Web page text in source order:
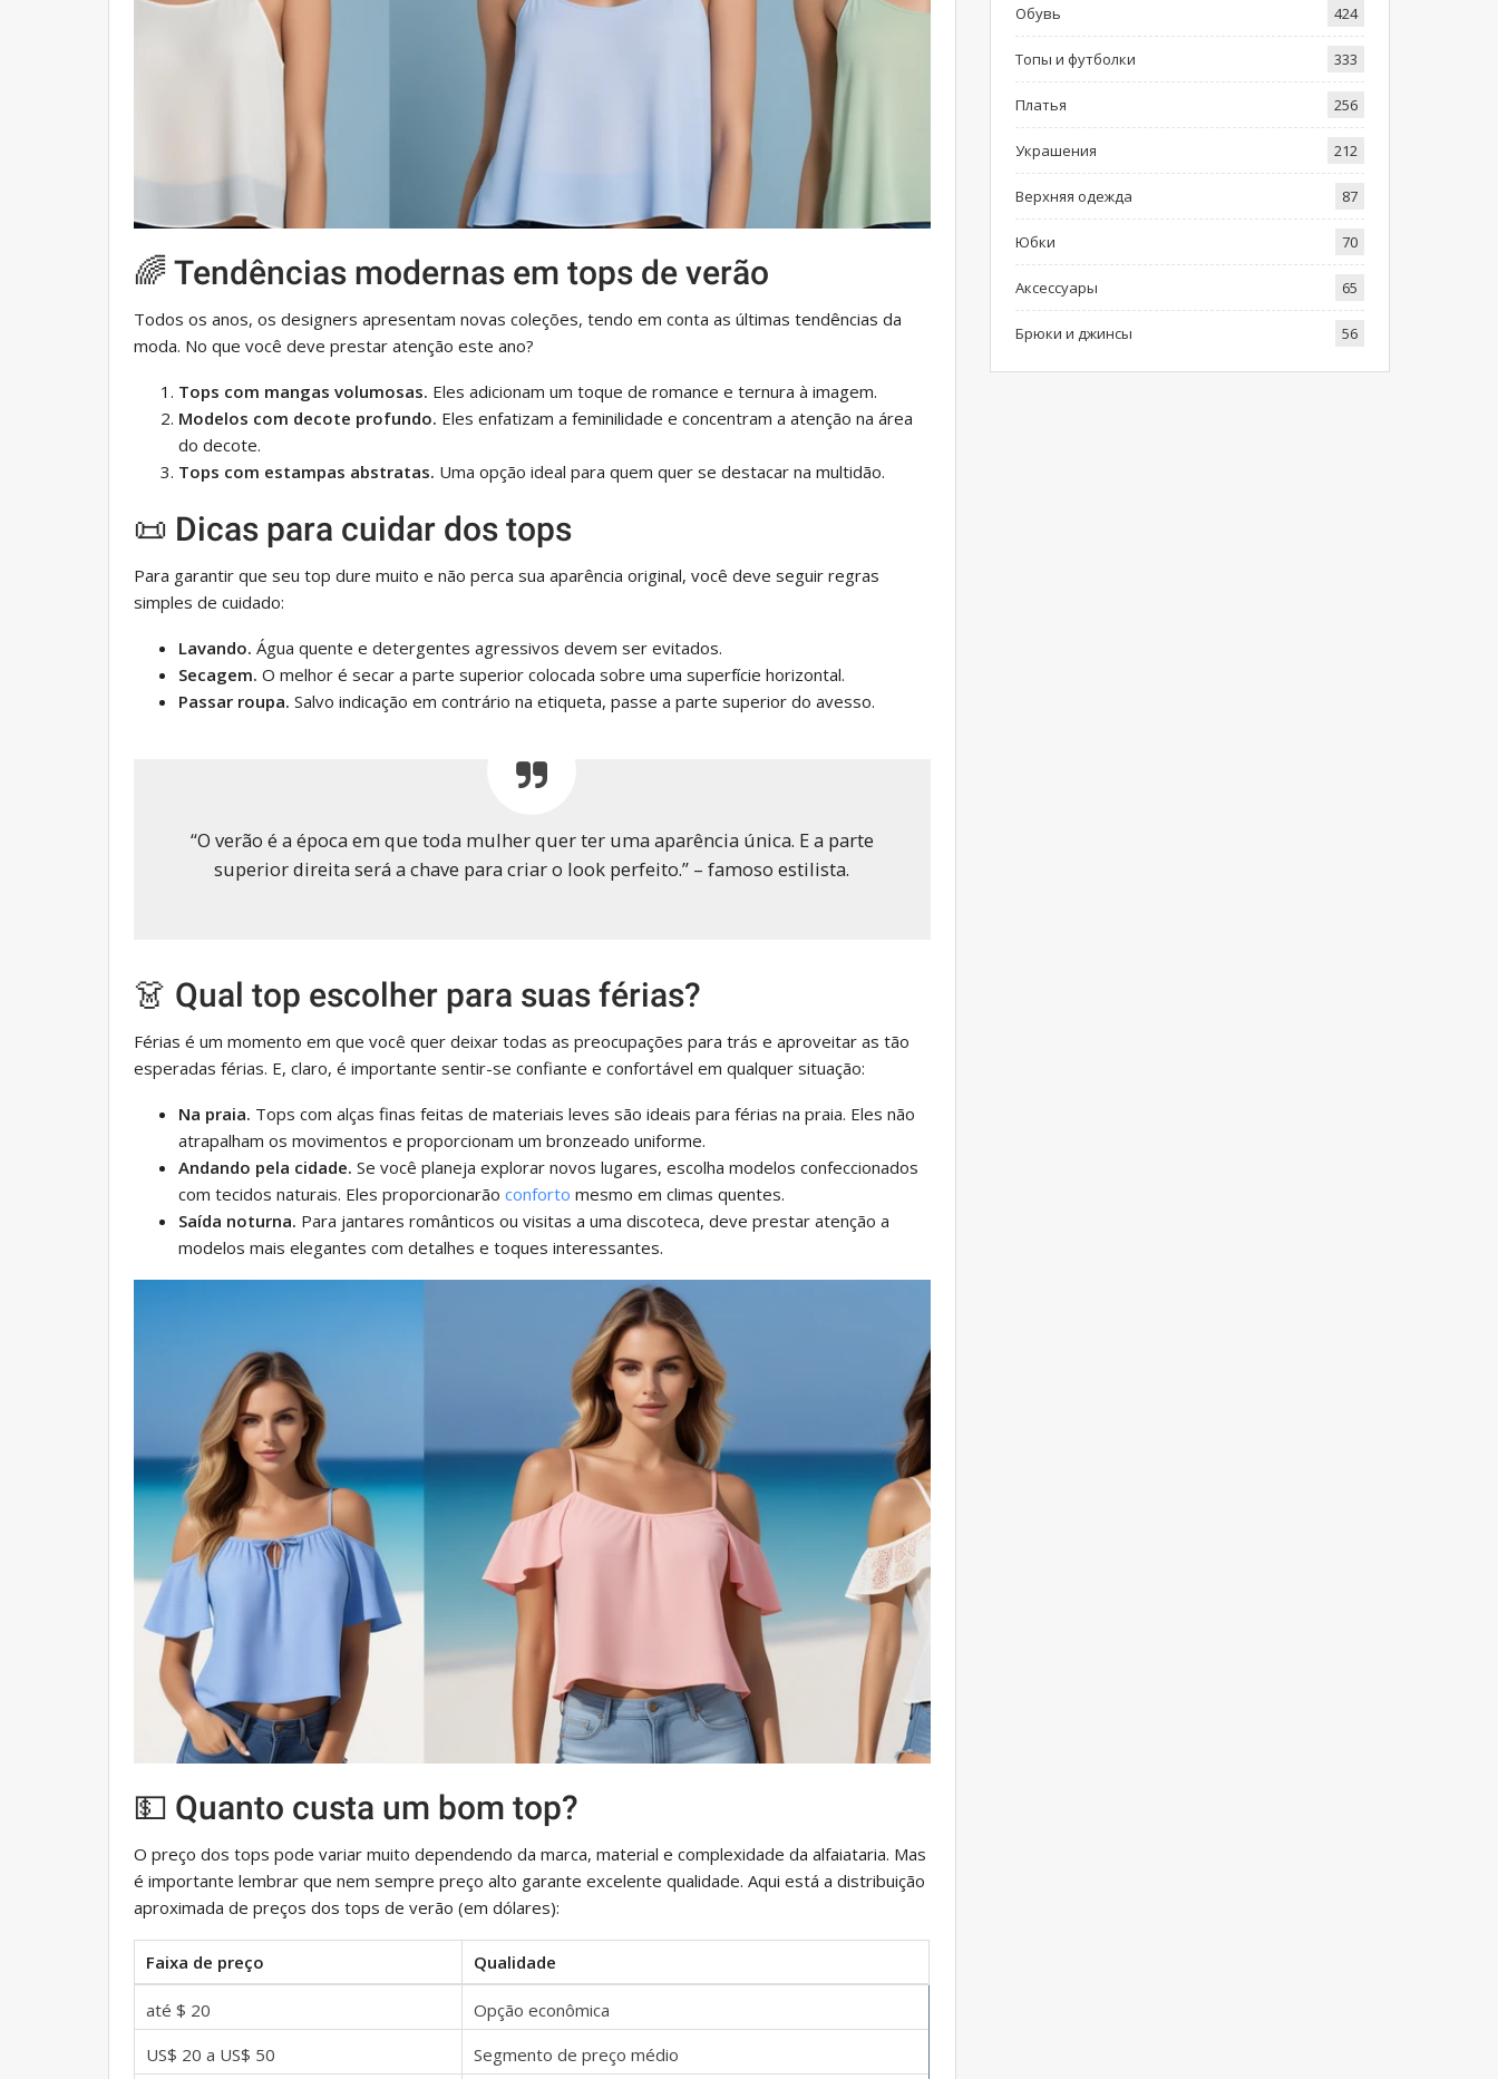
🌈 Tendências modernas em tops de verão
Todos os anos, os designers apresentam novas coleções, tendo em conta as últimas tendências da
moda. No que você deve prestar atenção este ano?
Tops com mangas volumosas. Eles adicionam um toque de romance e ternura à imagem.
Modelos com decote profundo. Eles enfatizam a feminilidade e concentram a atenção na área
do decote.
Tops com estampas abstratas. Uma opção ideal para quem quer se destacar na multidão.
📜 Dicas para cuidar dos tops
Para garantir que seu top dure muito e não perca sua aparência original, você deve seguir regras
simples de cuidado:
Lavando. Água quente e detergentes agressivos devem ser evitados.
Secagem. O melhor é secar a parte superior colocada sobre uma superfície horizontal.
Passar roupa. Salvo indicação em contrário na etiqueta, passe a parte superior do avesso.
“O verão é a época em que toda mulher quer ter uma aparência única. E a parte
superior direita será a chave para criar o look perfeito.” – famoso estilista.
👗 Qual top escolher para suas férias?
Férias é um momento em que você quer deixar todas as preocupações para trás e aproveitar as tão
esperadas férias. E, claro, é importante sentir-se confiante e confortável em qualquer situação:
Na praia. Tops com alças finas feitas de materiais leves são ideais para férias na praia. Eles não
atrapalham os movimentos e proporcionam um bronzeado uniforme.
Andando pela cidade. Se você planeja explorar novos lugares, escolha modelos confeccionados
com tecidos naturais. Eles proporcionarão conforto mesmo em climas quentes.
Saída noturna. Para jantares românticos ou visitas a uma discoteca, deve prestar atenção a
modelos mais elegantes com detalhes e toques interessantes.
💵 Quanto custa um bom top?
O preço dos tops pode variar muito dependendo da marca, material e complexidade da alfaiataria. Mas
é importante lembrar que nem sempre preço alto garante excelente qualidade. Aqui está a distribuição
aproximada de preços dos tops de verão (em dólares):
Faixa de preço Qualidade
até $ 20
Opção econômica
US$ 20 a US$ 50
Segmento de preço médio
Обувь 424
Топы и футболки 333
Платья 256
Украшения 212
Верхняя одежда 87
Юбки 70
Аксессуары 65
Брюки и джинсы 56